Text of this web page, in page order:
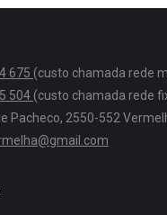
675 (custo chamada rede
504 (custo chamada rede
Pacheco, 2550-552